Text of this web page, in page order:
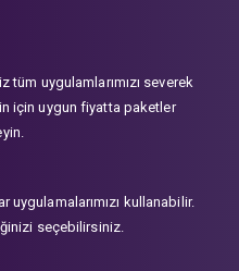
uygulamlarımızı severek
için uygun fiyatta paketler
uygulamalarımızı kullanabilir.
seçebilirsiniz.